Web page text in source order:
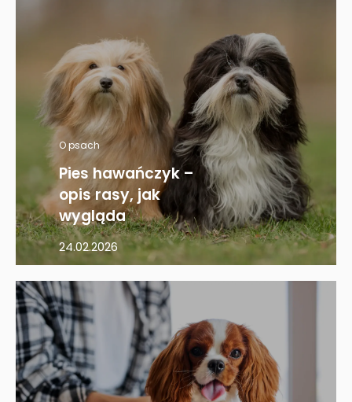
O psach
Pies hawańczyk –
opis rasy, jak
wygląda
24.02.2026